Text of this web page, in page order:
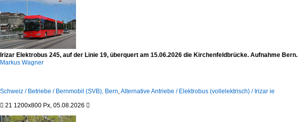
Irizar Elektrobus 245, auf der Linie 19, überquert am 15.06.2026 die Kirchenfeldbrücke. Aufnahme Bern.
Markus Wagner
Schweiz / Betriebe / Bernmobil (SVB), Bern,Alternative Antriebe / Elektrobus (vollelektrisch) / Irizar ie
 21 1200x800 Px, 05.08.2026 